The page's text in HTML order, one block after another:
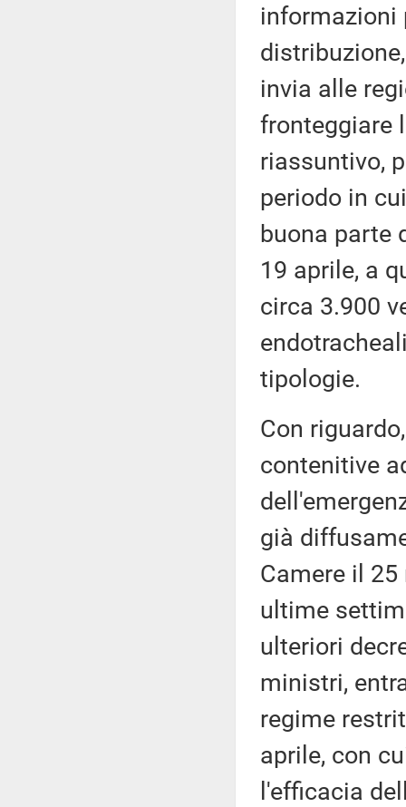
informazioni
invia alle
fronteggiare
riassuntivo,
periodo in
buona parte
19 aprile, a
circa 3.900
tipologie.
Con
contenitive
già
Camere il
ultime
ulteriori
ministri,
regime
aprile, con
l'efficacia